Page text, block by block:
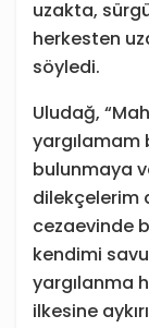
uzakta,
herkesten
söyledi.
Uludağ,
yargılamam
bulunmaya
dilekçelerim
cezaevinde
kendimi
yargılanma
ilkesine